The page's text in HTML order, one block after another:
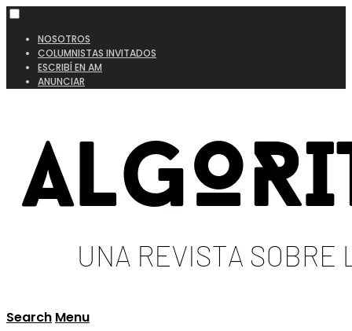
NOSOTROS
COLUMNISTAS INVITADOS
ESCRIBÍ EN AM
ANUNCIAR
Search Menu